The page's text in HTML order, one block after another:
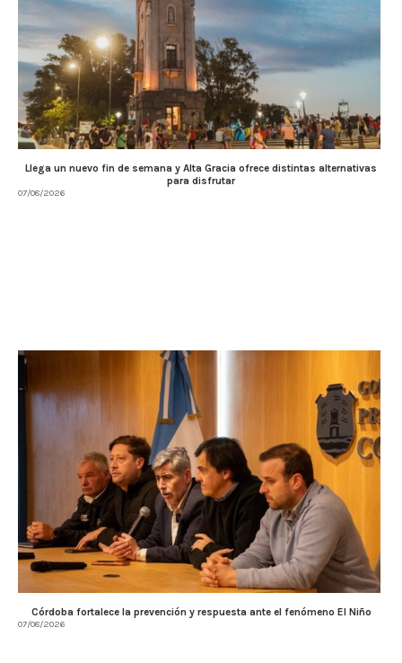
Llega un nuevo fin de semana y Alta Gracia ofrece distintas alternativas
para disfrutar
07/08/2026
Córdoba fortalece la prevención y respuesta ante el fenómeno El Niño
07/08/2026